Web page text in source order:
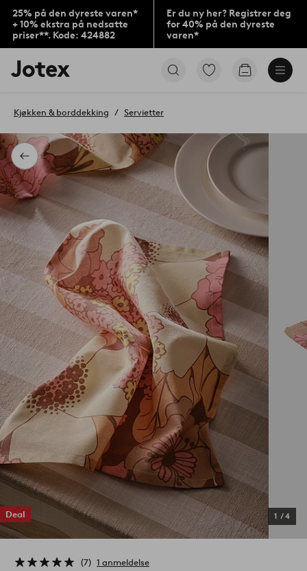
25% på den dyreste varen*
+ 10% ekstra på nedsatte
priser**. Kode: 424882
Er du ny her? Registrer deg
for 40% på den dyreste
varen*
Jotex’
logo
til
Gå
Gå
Tilbake
Kjøkken & borddekking Servietter
Deal 1 /4
7 1 anmeldelse